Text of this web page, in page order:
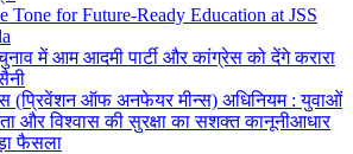
Tone for Future-Ready Education at JSS
में आम आदमी पार्टी और कांग्रेस को देंगे करारा
(प्रिवेंशन ऑफ अनफेयर मीन्स) अधिनियम : युवाओं
और विश्वास की सुरक्षा का सशक्त कानूनीआधार
फैसला